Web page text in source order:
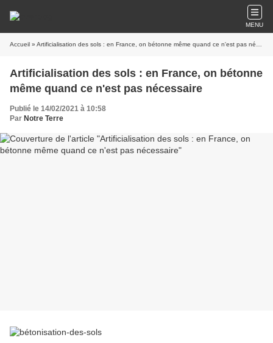
MENU
Accueil » Artificialisation des sols : en France, on bétonne même quand ce n'est pas nécessaire
Artificialisation des sols : en France, on bétonne
même quand ce n'est pas nécessaire
Publié le 14/02/2021 à 10:58
Par Notre Terre